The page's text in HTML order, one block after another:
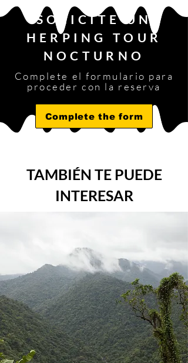
SOLICITE UN
HERPINGTOUR
NOCTURNO
Complete el formulario para
proceder con la reserva
Complete the form
TAMBIÉN TE PUEDE
INTERESAR